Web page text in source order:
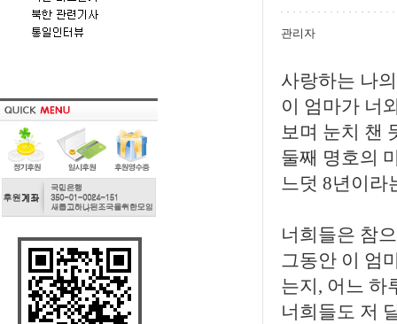
관리자
사랑하는 나
이 엄마가 너
보며 눈치 챈
둘째 명호의
느덧 8년이라
너희들은 참
그동안 이 엄
는지, 어느 하
너희들도 저